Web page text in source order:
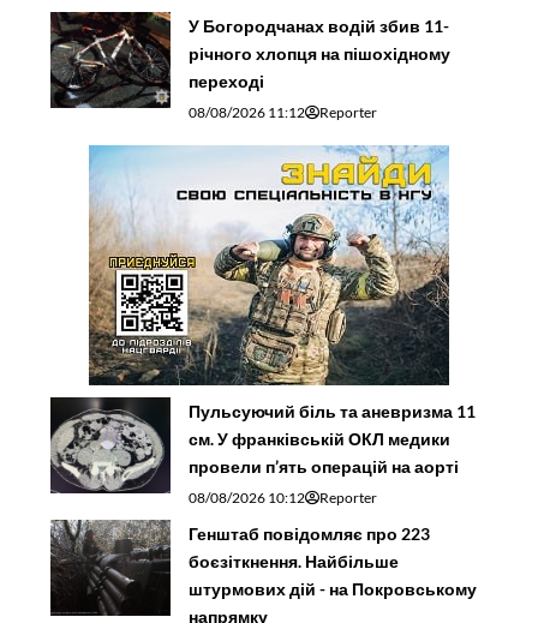
У Богородчанах водій збив 11-
річного хлопця на пішохідному
переході
08/08/2026 11:12 Reporter
Пульсуючий біль та аневризма 11
см. У франківській ОКЛ медики
провели п’ять операцій на аорті
08/08/2026 10:12 Reporter
Генштаб повідомляє про 223
боєзіткнення. Найбільше
штурмових дій - на Покровському
напрямку